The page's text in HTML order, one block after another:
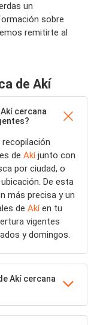
un
sobre
remitirte al
de Akí
cercana
de Akíjunto con
por ciudad, o
De esta
más precisa y un
de Akíen tu
vigentes
y domingos.
Akí cercana